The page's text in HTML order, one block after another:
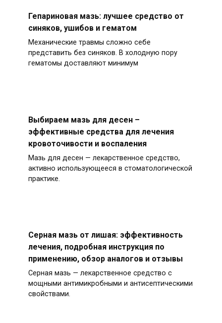
Гепариновая мазь: лучшее средство от
синяков, ушибов и гематом
Механические травмы сложно себе
представить без синяков. В холодную пору
гематомы доставляют минимум
Выбираем мазь для десен –
эффективные средства для лечения
кровоточивости и воспаления
Мазь для десен — лекарственное средство,
активно использующееся в стоматологической
практике.
Серная мазь от лишая: эффективность
лечения, подробная инструкция по
применению, обзор аналогов и отзывы
Серная мазь — лекарственное средство с
мощными антимикробными и антисептическими
свойствами.